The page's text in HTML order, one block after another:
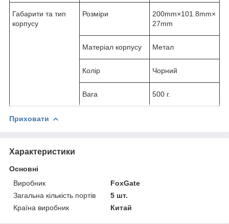
Габарити та тип
корпусу
Розміри
200mm×101.8mm×
27mm
Матеріал корпусу Метал
Колір Чорний
Вага 500 г.
Приховати
Характеристики
Основні
Виробник
FoxGate
Загальна кількість портів
5 шт.
Країна виробник
Китай